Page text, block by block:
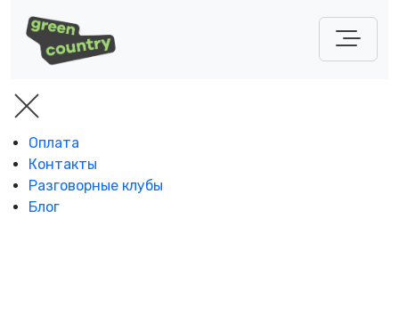
Оплата
Контакты
Разговорные клубы
Блог